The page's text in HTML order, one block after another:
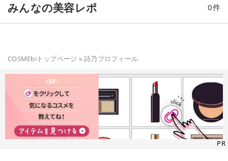
みんなの美容レポ 0件
COSMEbiトップページ »詩乃プロフィール
PR